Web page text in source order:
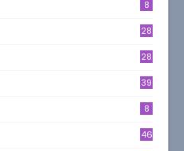
8
28
28
39
8
46